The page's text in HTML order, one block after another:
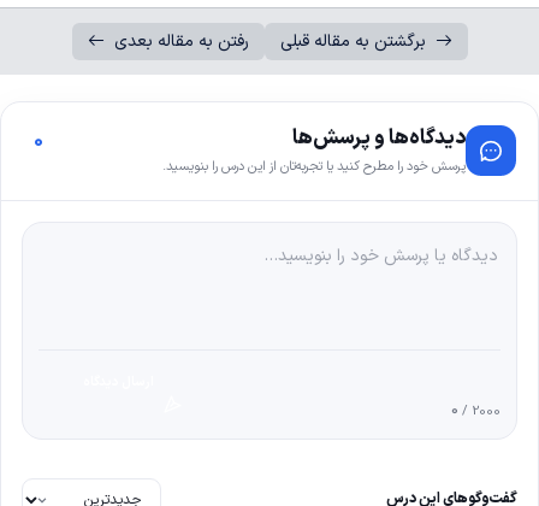
برگشتن به مقاله قبلی رفتن به مقاله بعدی
دیدگاه‌ها و پرسش‌ها
پرسش خود را مطرح کنید یا تجربه‌تان از این درس را بنویسید.
0
0 / 2000
گفت‌وگوهای این درس